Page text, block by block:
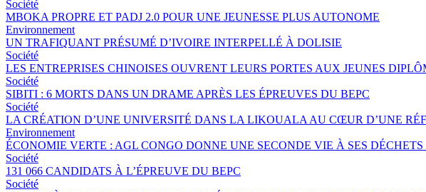
Société
MBOKA PROPRE ET PADJ 2.0 POUR UNE JEUNESSE PLUS AUTONOME
Environnement
UN TRAFIQUANT PRÉSUMÉ D’IVOIRE INTERPELLÉ À DOLISIE
Société
LES ENTREPRISES CHINOISES OUVRENT LEURS PORTES AUX JEUNES
Société
SIBITI : 6 MORTS DANS UN DRAME APRÈS LES ÉPREUVES DU BEPC
Société
LA CRÉATION D’UNE UNIVERSITÉ DANS LA LIKOUALA AU CŒUR D’UNE
Environnement
ÉCONOMIE VERTE : AGL CONGO DONNE UNE SECONDE VIE À SES
Société
131 066 CANDIDATS À L’ÉPREUVE DU BEPC
Société